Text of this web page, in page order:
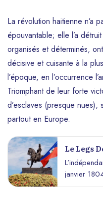
La révolution haitienne n’a
épouvantable; elle l’a
organisés et déterminés,
décisive et cuisante à la
l’époque, en l’occurrence
Triomphant de leur forte
d’esclaves (presque nues),
partout en Europe.
Le Legs
janvier
dans